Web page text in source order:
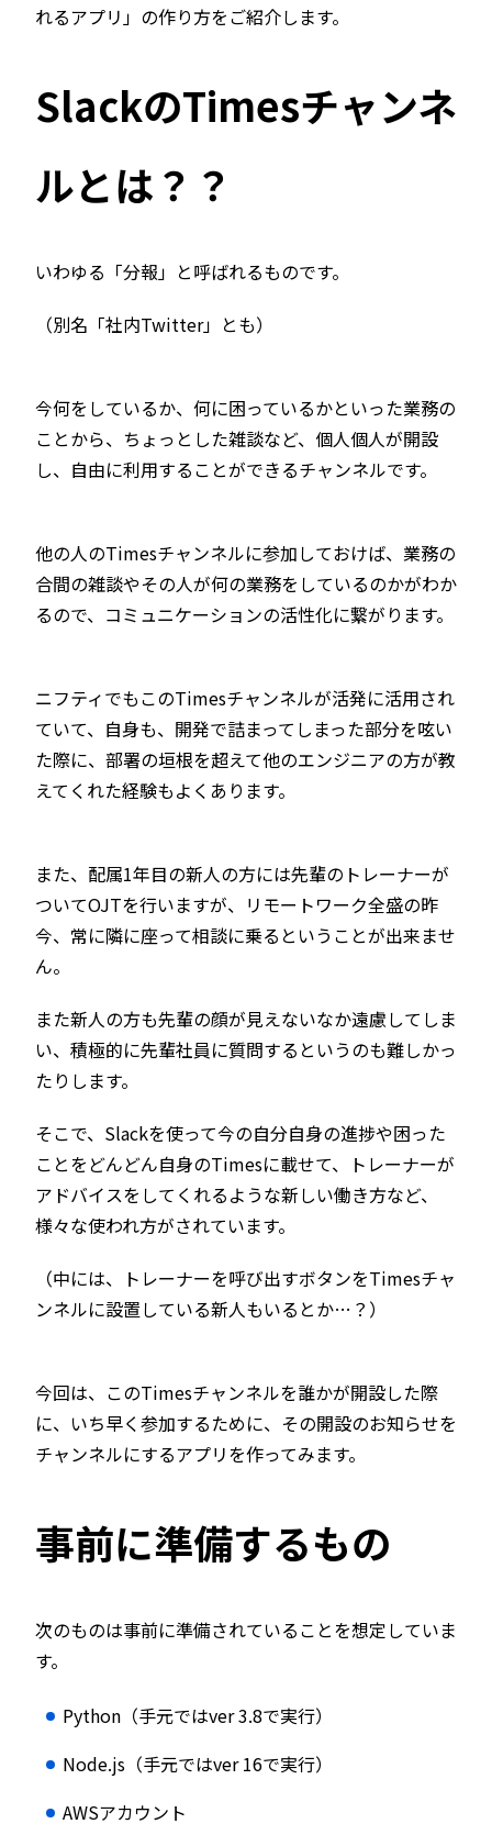
れるアプリ」の作り方をご紹介します。
SlackのTimesチャンネ
ルとは？？
いわゆる「分報」と呼ばれるものです。
（別名「社内Twitter」とも）
今何をしているか、何に困っているかといった業務の
ことから、ちょっとした雑談など、個人個人が開設
し、自由に利用することができるチャンネルです。
他の人のTimesチャンネルに参加しておけば、業務の
合間の雑談やその人が何の業務をしているのかがわか
るので、コミュニケーションの活性化に繋がります。
ニフティでもこのTimesチャンネルが活発に活用され
ていて、自身も、開発で詰まってしまった部分を呟い
た際に、部署の垣根を超えて他のエンジニアの方が教
えてくれた経験もよくあります。
また、配属1年目の新人の方には先輩のトレーナーが
ついてOJTを行いますが、リモートワーク全盛の昨
今、常に隣に座って相談に乗るということが出来ませ
ん。
また新人の方も先輩の顔が見えないなか遠慮してしま
い、積極的に先輩社員に質問するというのも難しかっ
たりします。
そこで、Slackを使って今の自分自身の進捗や困った
ことをどんどん自身のTimesに載せて、トレーナーが
アドバイスをしてくれるような新しい働き方など、
様々な使われ方がされています。
（中には、トレーナーを呼び出すボタンをTimesチャ
ンネルに設置している新人もいるとか…？）
今回は、このTimesチャンネルを誰かが開設した際
に、いち早く参加するために、その開設のお知らせを
チャンネルにするアプリを作ってみます。
事前に準備するもの
次のものは事前に準備されていることを想定していま
す。
Python（手元ではver 3.8で実行）
Node.js（手元ではver 16で実行）
AWSアカウント